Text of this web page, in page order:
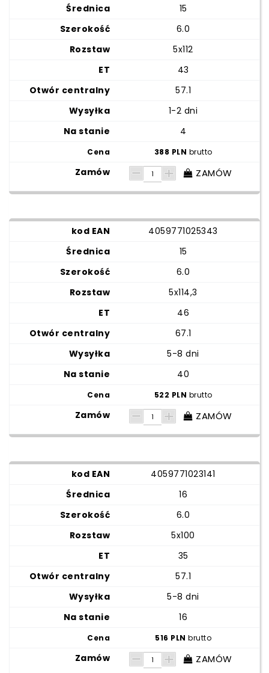
15
6.0
5x112
43
57.1
1-2 dni
4
388 PLN brutto
ZAMÓW
4059771025343
15
6.0
5x114,3
46
67.1
5-8 dni
40
522 PLN brutto
ZAMÓW
4059771023141
16
6.0
5x100
35
57.1
5-8 dni
16
516 PLNbrutto
ZAMÓW